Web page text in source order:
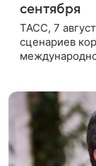
сентября
ТАСС, 7
сценариев